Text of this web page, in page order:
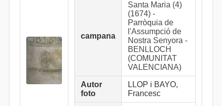
campana
Santa Maria (4)
(1674) -
Parròquia de
l'Assumpció de
Nostra Senyora -
BENLLOCH
(COMUNITAT
VALENCIANA)
Autor
foto
LLOP i BAYO,
Francesc